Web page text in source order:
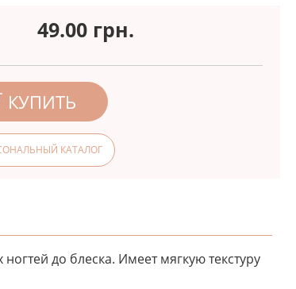
49.00 грн.
КУПИТЬ
КАТАЛОГ
до блеска. Имеет мягкую текстуру